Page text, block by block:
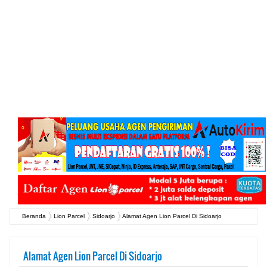
Beranda Lion Parcel Sidoarjo Alamat Agen Lion Parcel Di Sidoarjo
Alamat Agen Lion Parcel Di Sidoarjo